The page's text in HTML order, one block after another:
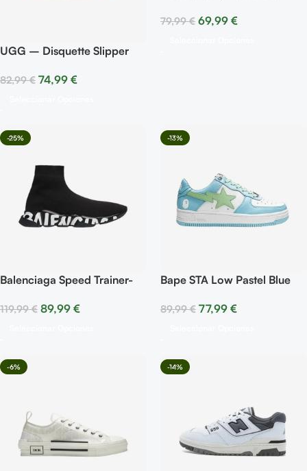
UGG – Disquette Slipper
82,99€ 74,99 €
79,99€ 69,99 €
-25%
Balenciaga Speed Trainer-
119,99€ 89,99 €
-13%
Bape STA Low Pastel Blue
89,99€ 77,99 €
-6% -14%